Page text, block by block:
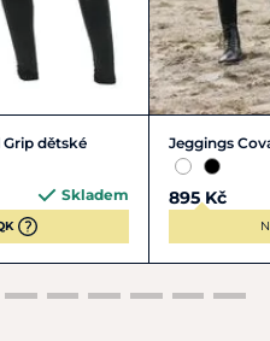
dětské
Skladem
Jeggings
895 Kč